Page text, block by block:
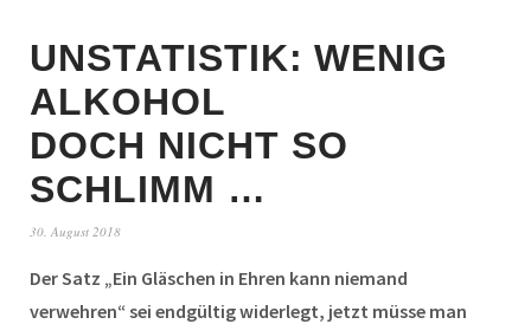
UNSTATISTIK: WENIG
ALKOHOL
DOCH NICHT SO
SCHLIMM …
30. August 2018
Der Satz „Ein Gläschen in Ehren kann niemand
verwehren“ sei endgültig widerlegt, jetzt müsse man